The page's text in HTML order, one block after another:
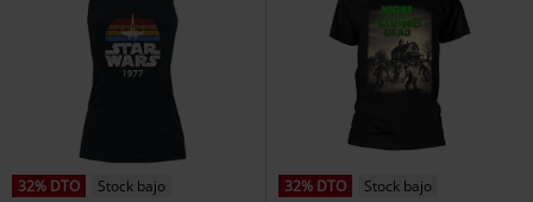
32% DTO
Stock bajo
32% DTO
Stock bajo